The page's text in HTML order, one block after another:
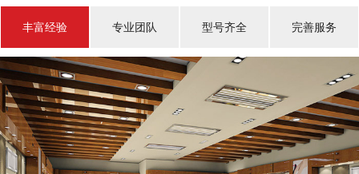
丰富经验 专业团队 型号齐全 完善服务